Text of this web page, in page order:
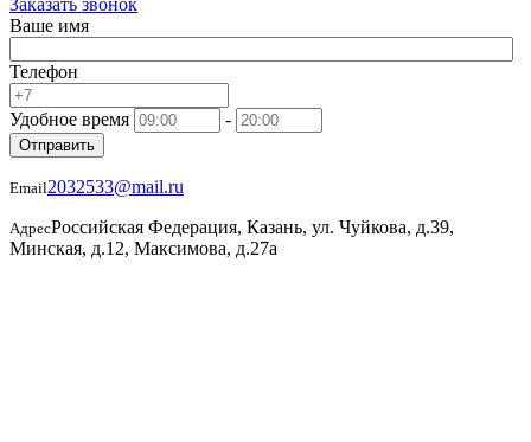
Заказать звонок
Ваше имя
Телефон
Удобное время -
Отправить
Email2032533@mail.ru
АдресРоссийская Федерация, Казань, ул. Чуйкова, д.39,
Минская, д.12, Максимова, д.27а